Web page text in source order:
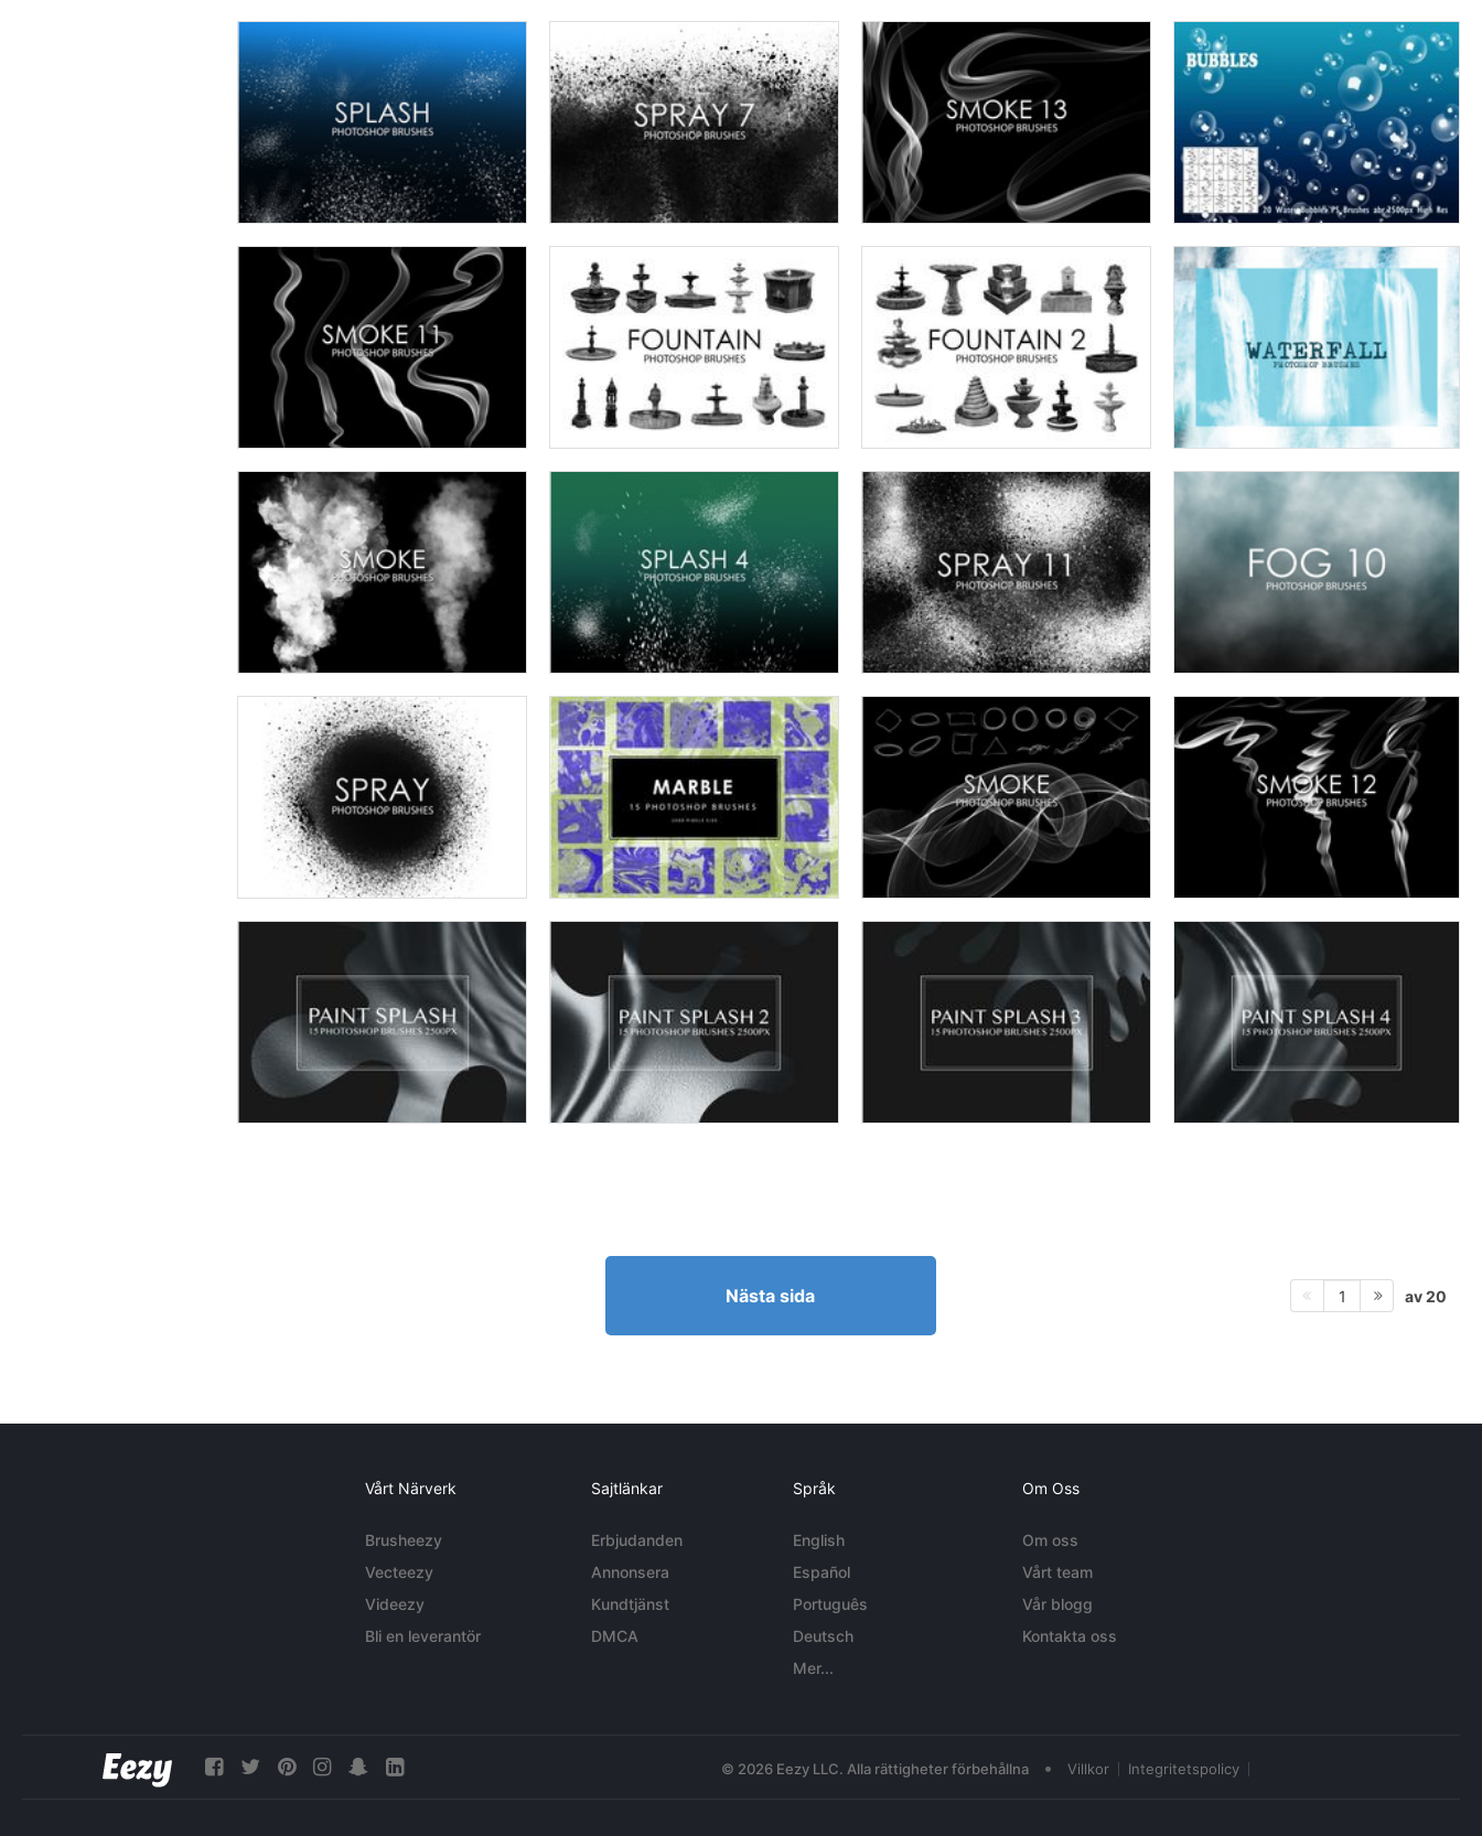
Nästa sida 1 av 20
Vårt Närverk
Brusheezy
Vecteezy
Videezy
Bli en leverantör
Sajtlänkar
Erbjudanden
Annonsera
Kundtjänst
DMCA
Språk
English
Español
Português
Deutsch
Mer...
Om Oss
Om oss
Vårt team
Vår blogg
Kontakta oss
© 2026 Eezy LLC. Alla rättigheter förbehållna • Villkor Integritetspolicy